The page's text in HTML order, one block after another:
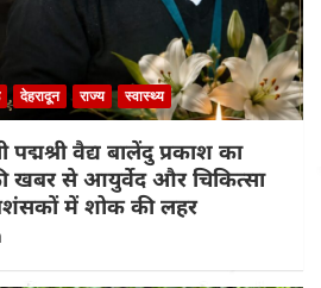
देहरादून राज्य स्वास्थ्य
वैद्य बालेंदु प्रकाश का
खबर से आयुर्वेद और चिकित्सा
में शोक की लहर